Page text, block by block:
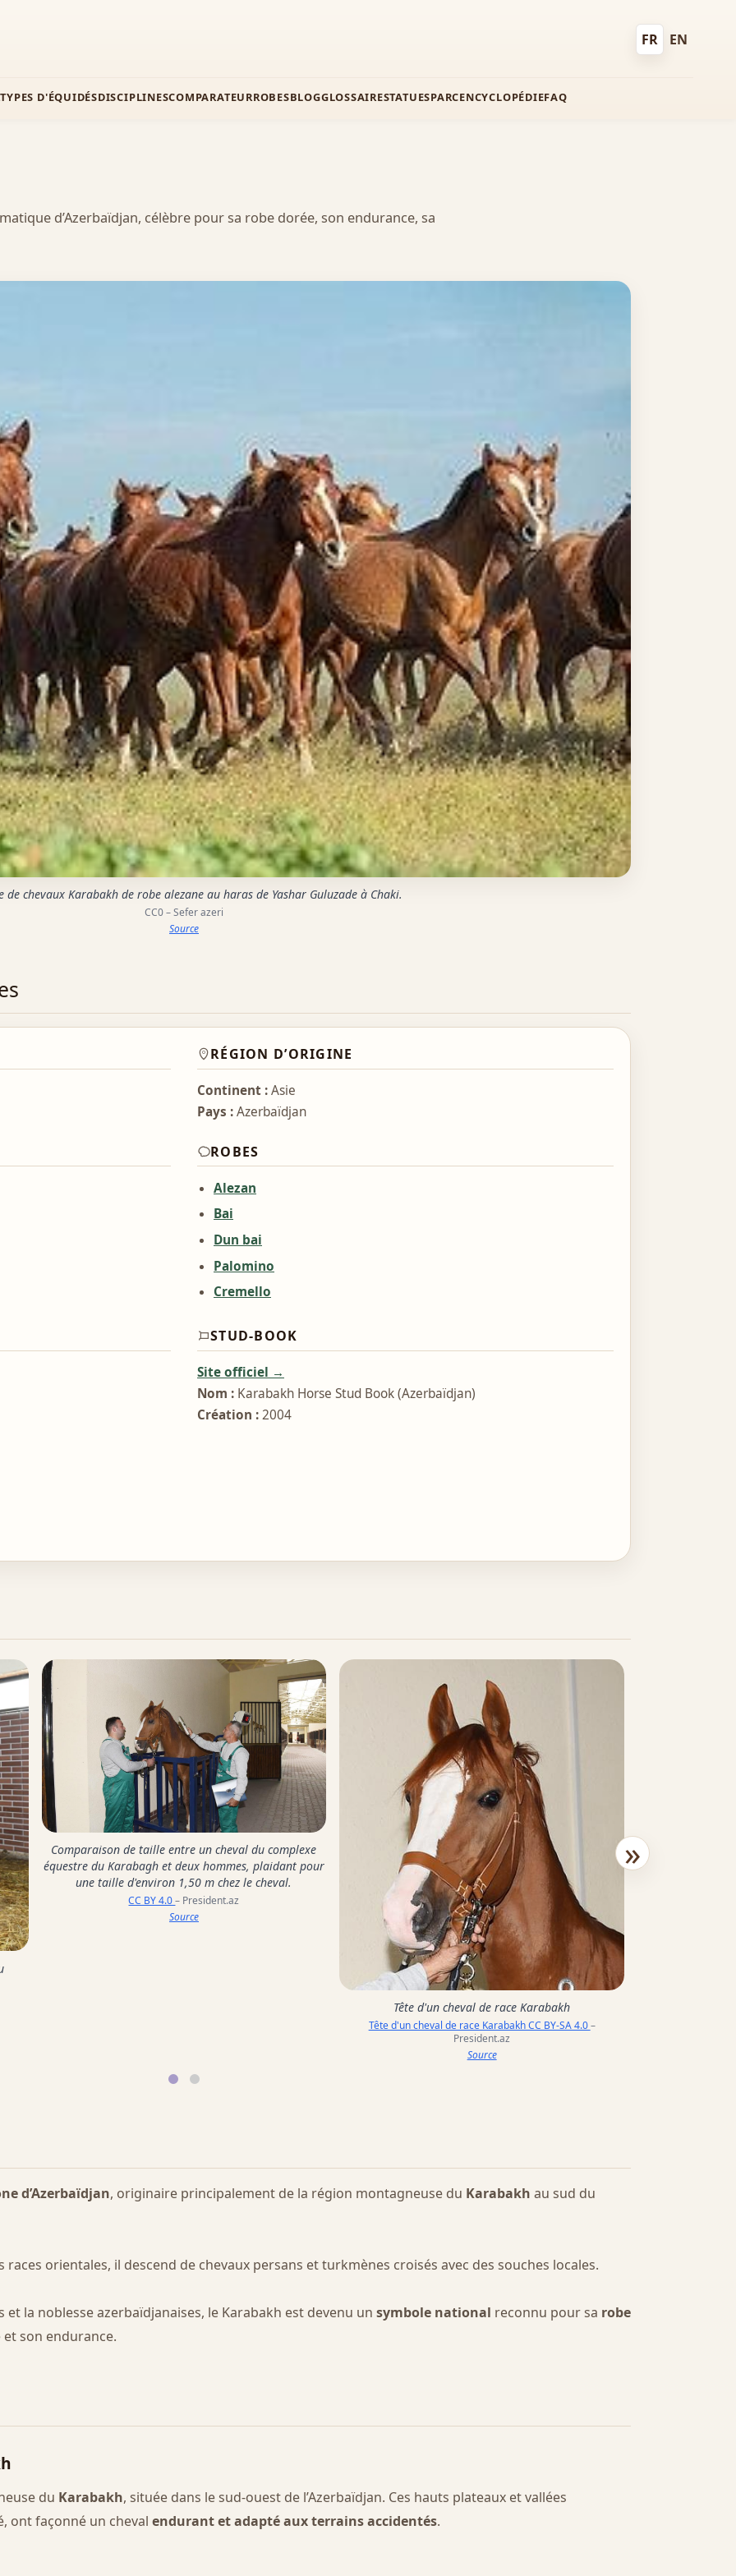
FR
Français
EN
English
TYPES D'ÉQUIDÉSDISCIPLINESCOMPARATEURROBESBLOGGLOSSAIRESTATUESPARCENCYCLOPÉDIEFAQ
d’Azerbaïdjan, célèbre pour sa robe dorée, son endurance, sa
de chevaux Karabakh de robe alezane au haras de Yashar Guluzade à Chaki.
CC0 – Sefer azeri
Source
RÉGION D’ORIGINE
Continent :Asie
Pays :Azerbaïdjan
ROBES
Alezan
Bai
Dun bai
Palomino
Cremello
STUD-BOOK
Site officiel →
Nom : Karabakh Horse Stud Book (Azerbaïdjan)
Création :2004
Comparaison de taille entre un cheval du complexe
équestre du Karabagh et deux hommes, plaidant pour
une taille d'environ 1,50 m chez le cheval.
CC BY 4.0– President.az
Source
Tête d'un cheval de race Karabakh
Tête d'un cheval de race Karabakh CC BY-SA 4.0–
President.az
Source
»
d’Azerbaïdjan, originaire principalement de la région montagneuse du Karabakh au sud du
races orientales, il descend de chevaux persans et turkmènes croisés avec des souches locales.
la noblesse azerbaïdjanaises, le Karabakh est devenu un symbole national reconnu pour sa robe
son endurance.
du Karabakh, située dans le sud-ouest de l’Azerbaïdjan. Ces hauts plateaux et vallées
ont façonné un cheval endurant et adapté aux terrains accidentés.